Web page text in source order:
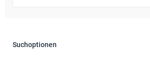
Suchoptionen